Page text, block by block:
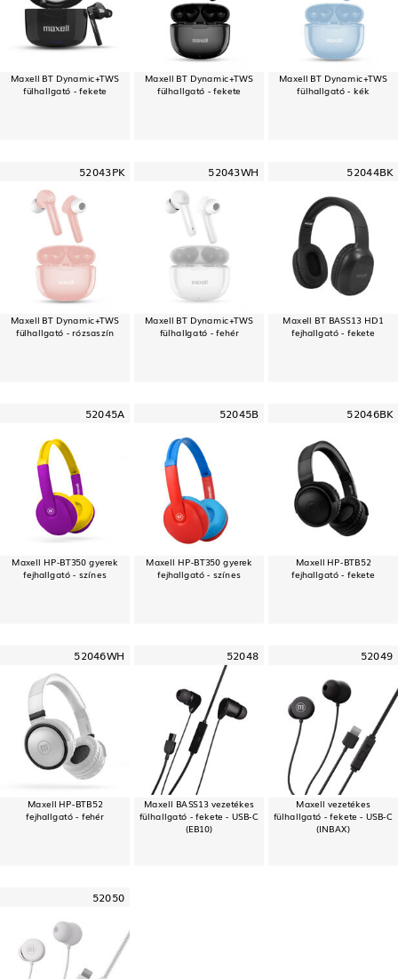
Maxell BT Dynamic+TWS
fülhallgató - fekete
Maxell BT Dynamic+TWS
fülhallgató - fekete
Maxell BT Dynamic+TWS
fülhallgató - kék
52043PK
Maxell BT Dynamic+TWS
fülhallgató - rózsaszín
52043WH
Maxell BT Dynamic+TWS
fülhallgató - fehér
52044BK
Maxell BT BASS13 HD1
fejhallgató - fekete
52045A
Maxell HP-BT350 gyerek
fejhallgató - színes
52045B
Maxell HP-BT350 gyerek
fejhallgató - színes
52046BK
Maxell HP-BTB52
fejhallgató - fekete
52046WH
Maxell HP-BTB52
fejhallgató - fehér
52048
Maxell BASS13 vezetékes
fülhallgató - fekete - USB-C
(EB10)
52049
Maxell vezetékes
fülhallgató - fekete - USB-C
(INBAX)
52050